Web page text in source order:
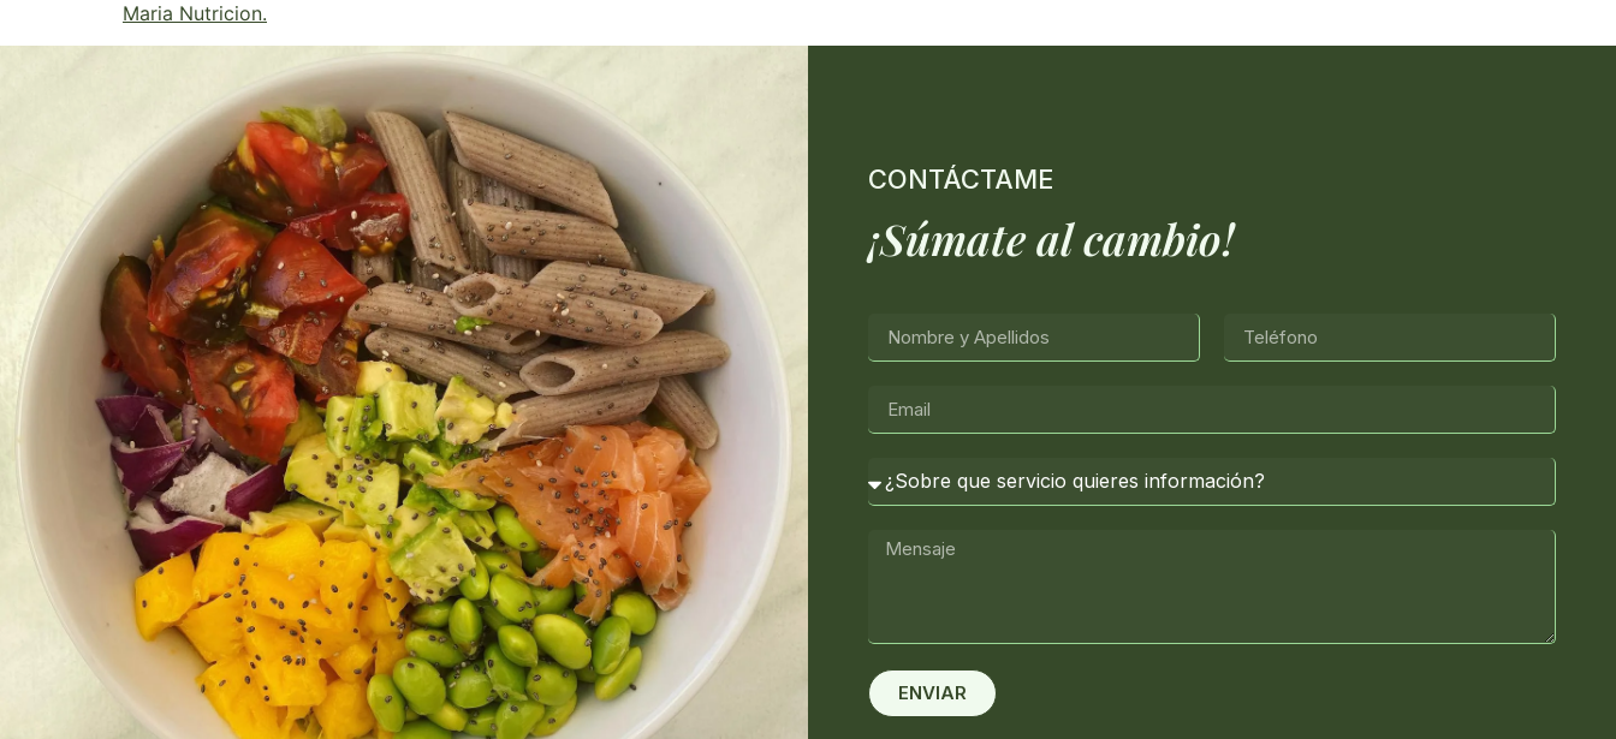
Maria Nutricion.
CONTÁCTAME
¡Súmate al cambio!
ENVIAR